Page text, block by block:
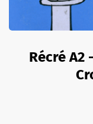
Récré A2